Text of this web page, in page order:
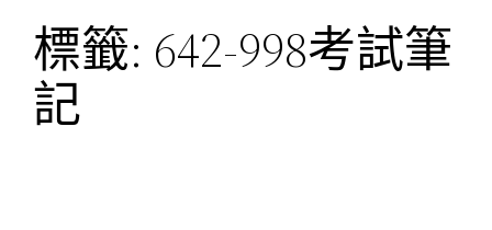
標籤: 642-998考試筆
記